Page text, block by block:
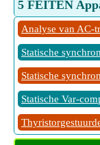
5 FEITEN
Analyse van AC-
Statische
Statische
Statische Var-